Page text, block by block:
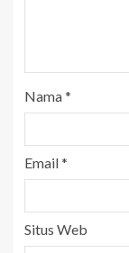
Nama*
Email*
Situs Web